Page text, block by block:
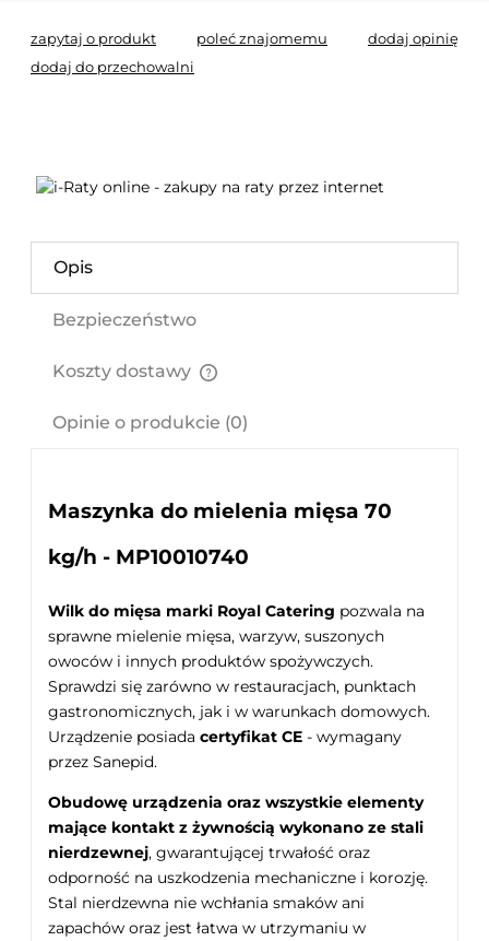
zapytaj o produkt poleć znajomemu
dodaj opinię
dodaj do przechowalni
Opis
Bezpieczeństwo
Koszty dostawy
Opinie o produkcie (0)
Maszynka do mielenia mięsa 70
kg/h - MP10010740
Wilk do mięsa marki Royal Catering pozwala na
sprawne mielenie mięsa, warzyw, suszonych
owoców i innych produktów spożywczych.
Sprawdzi się zarówno w restauracjach, punktach
gastronomicznych, jak i w warunkach domowych.
Urządzenie posiada certyfikat CE - wymagany
przez Sanepid.
Obudowę urządzenia oraz wszystkie elementy
mające kontakt z żywnością wykonano ze stali
nierdzewnej, gwarantującej trwałość oraz
odporność na uszkodzenia mechaniczne i korozję.
Stal nierdzewna nie wchłania smaków ani
zapachów oraz jest łatwa w utrzymaniu w